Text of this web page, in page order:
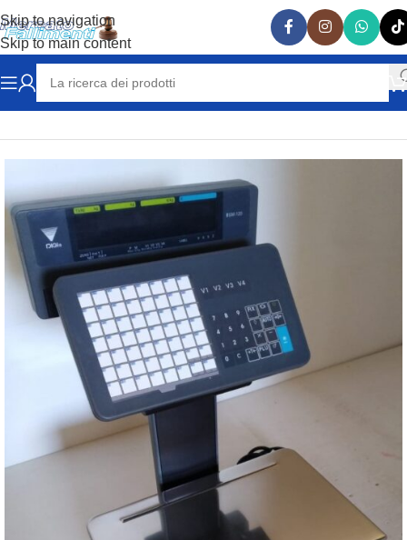
Skip to navigation
Skip to main content
Home MACCHINE UTENSILI e ATTREZZATURE BILANCE